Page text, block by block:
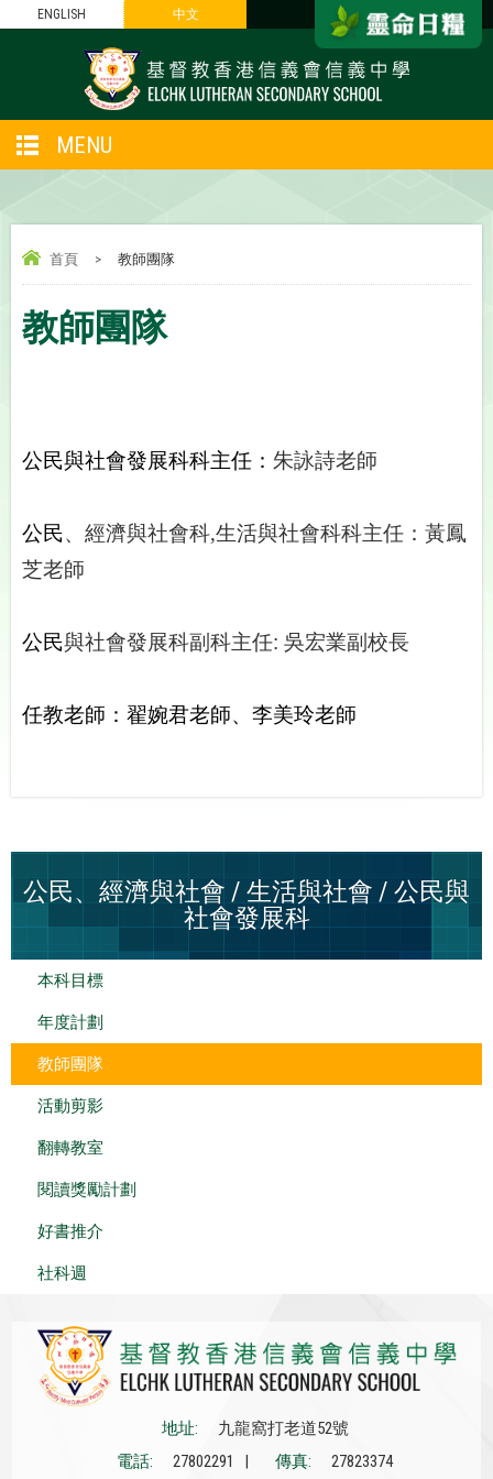
ENGLISH 中文
MENU
首頁 > 教師團隊
教師團隊
公民與社會發展科科主任： 朱詠詩老師
公民、經濟與社會科,生活與社會科科主任：黃鳳
芝老師
公民與社會發展科副科主任: 吳宏業副校長
任教老師：翟婉君老師、李美玲老師
公民、經濟與社會 / 生活與社會 / 公民與
社會發展科
本科目標
年度計劃
教師團隊
活動剪影
翻轉教室
閱讀獎勵計劃
好書推介
社科週
地址:
九龍窩打老道52號
電話:
27802291 | 傳真: 27823374